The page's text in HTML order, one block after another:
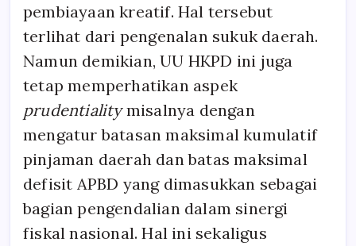
pembiayaan kreatif. Hal tersebut
terlihat dari pengenalan sukuk daerah.
Namun demikian, UU HKPD ini juga
tetap memperhatikan aspek
prudentialitymisalnya dengan
mengatur batasan maksimal kumulatif
pinjaman daerah dan batas maksimal
defisit APBD yang dimasukkan sebagai
bagian pengendalian dalam sinergi
fiskal nasional. Hal ini sekaligus